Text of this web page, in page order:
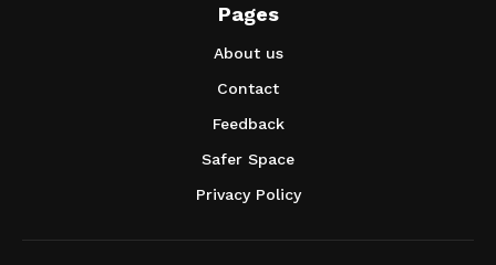
Pages
About us
Contact
Feedback
Safer Space
Privacy Policy